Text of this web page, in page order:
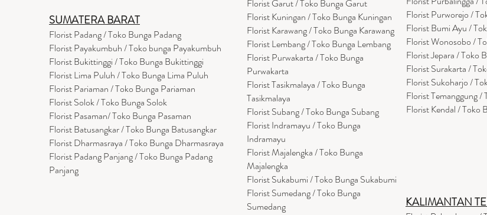
SUMATERA BARAT
Florist Padang / Toko Bunga Padang
Florist Payakumbuh / Toko bunga Payakumbuh
Florist Bukittinggi / Toko Bunga Bukittinggi
Florist Lima Puluh / Toko Bunga Lima Puluh
Florist Pariaman / Toko Bunga Pariaman
Florist Solok / Toko Bunga Solok
Florist Pasaman/ Toko Bunga Pasaman
Florist Batusangkar / Toko Bunga Batusangkar
Florist Dharmasraya / Toko Bunga Dharmasraya
Florist Padang Panjang / Toko Bunga Padang
Panjang
Florist Garut / Toko Bunga Garut
Florist Kuningan / Toko Bunga Kuningan
Florist Karawang / Toko Bunga Karawang
Florist Lembang / Toko Bunga Lembang
Florist Purwakarta / Toko Bunga
Purwakarta
Florist Tasikmalaya / Toko Bunga
Tasikmalaya
Florist Subang / Toko Bunga Subang
Florist Indramayu / Toko Bunga
Indramayu
Florist Majalengka / Toko Bunga
Majalengka
Florist Sukabumi / Toko Bunga Sukabumi
Florist Sumedang / Toko Bunga
Sumedang
Florist Purworejo /
Florist Bumi Ayu /
Florist Wonosobo /
Florist Jepara / Toko
Florist Surakarta /
Florist Sukoharjo /
Florist Temanggung /
Florist Kendal / Toko
KALIMANTAN